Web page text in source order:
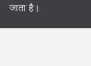
जाता है।